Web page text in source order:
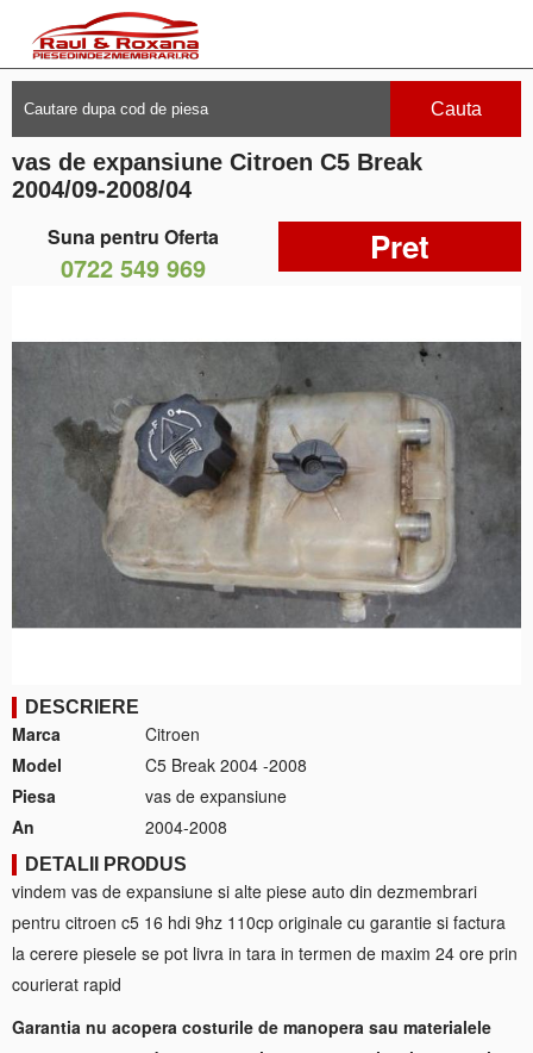
Cauta
vas de expansiune Citroen C5 Break
2004/09-2008/04
Suna pentru Oferta
0722 549 969 Pret
DESCRIERE
Marca
Citroen
Model
C5 Break 2004 -2008
Piesa
vas de expansiune
An
2004-2008
DETALII PRODUS
vindem vas de expansiune si alte piese auto din dezmembrari
pentru citroen c5 16 hdi 9hz 110cp originale cu garantie si factura
la cerere piesele se pot livra in tara in termen de maxim 24 ore prin
courierat rapid
Garantia nu acopera costurile de manopera sau materialele